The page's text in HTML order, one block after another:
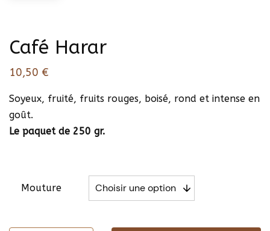
Café Harar
10,50 €
Soyeux, fruité, fruits rouges, boisé, rond et intense en
goût.
Le paquet de 250 gr.
Mouture